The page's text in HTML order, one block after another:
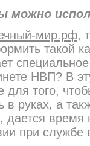
можно
мир.рф,
такой
НВП? В
для того,
руках, а
дается время
при службе